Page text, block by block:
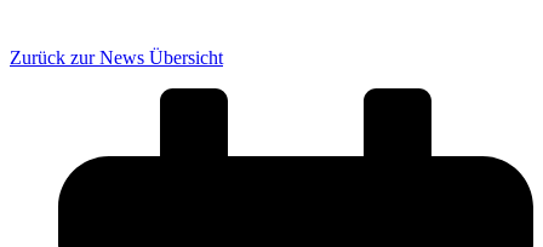
Zurück zur News Übersicht